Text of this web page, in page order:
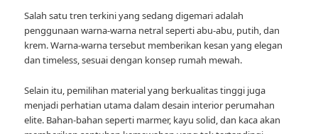
Salah satu tren terkini yang sedang digemari adalah
penggunaan warna-warna netral seperti abu-abu, putih, dan
krem. Warna-warna tersebut memberikan kesan yang elegan
dan timeless, sesuai dengan konsep rumah mewah.
Selain itu, pemilihan material yang berkualitas tinggi juga
menjadi perhatian utama dalam desain interior perumahan
elite. Bahan-bahan seperti marmer, kayu solid, dan kaca akan